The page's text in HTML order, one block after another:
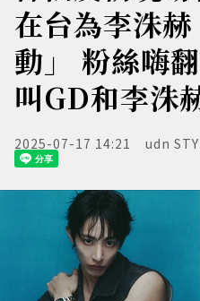
在台為李洙
動」 粉絲嗨
叫GD和李洙
2025-07-17 14:21 udn